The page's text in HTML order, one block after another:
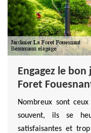
Engagez le
Foret
Nombreux sont
souvent, ils se
satisfaisantes et